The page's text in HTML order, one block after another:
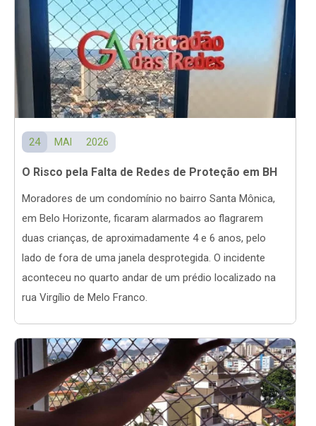
24 MAI 2026
O Risco pela Falta de Redes de Proteção em BH
Moradores de um condomínio no bairro Santa Mônica,
em Belo Horizonte, ficaram alarmados ao flagrarem
duas crianças, de aproximadamente 4 e 6 anos, pelo
lado de fora de uma janela desprotegida. O incidente
aconteceu no quarto andar de um prédio localizado na
rua Virgílio de Melo Franco.